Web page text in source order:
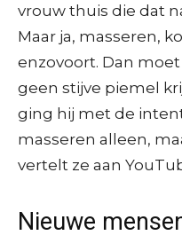
vrouw thuis die dat
Maar ja, masseren,
enzovoort. Dan
geen stijve piemel
ging hij met de
masseren alleen,
vertelt ze aan
Nieuwe